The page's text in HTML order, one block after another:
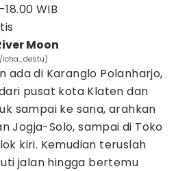
WIB
Moon
icha_destu)
ada di Karanglo Polanharjo,
pusat kota Klaten dan
sampai ke sana, arahkan
Jogja-Solo, sampai di Toko
kiri. Kemudian teruslah
jalan hingga bertemu